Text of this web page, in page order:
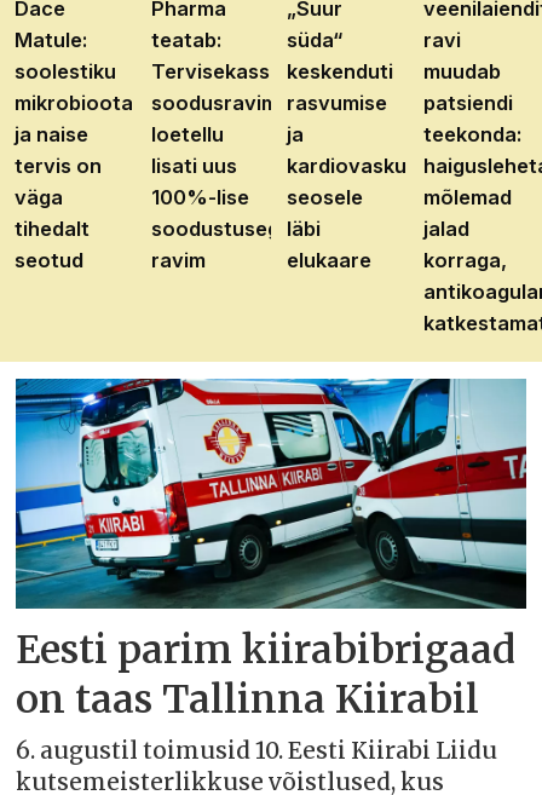
Dace
Matule:
soolestiku
mikrobioota
ja naise
tervis on
väga
tihedalt
seotud
Pharma
teatab:
Tervisekassa
soodusravimite
loetellu
lisati uus
100%-lise
soodustusega
ravim
„Suur
süda“
keskenduti
rasvumise
ja
kardiovaskulaarhaiguste
seosele
läbi
elukaare
ravi
muudab
patsiendi
teekonda:
mõlemad
jalad
korraga,
Eesti parim kiirabibrigaad
on taas Tallinna Kiirabil
6. augustil toimusid 10. Eesti Kiirabi Liidu
kutsemeisterlikkuse võistlused, kus